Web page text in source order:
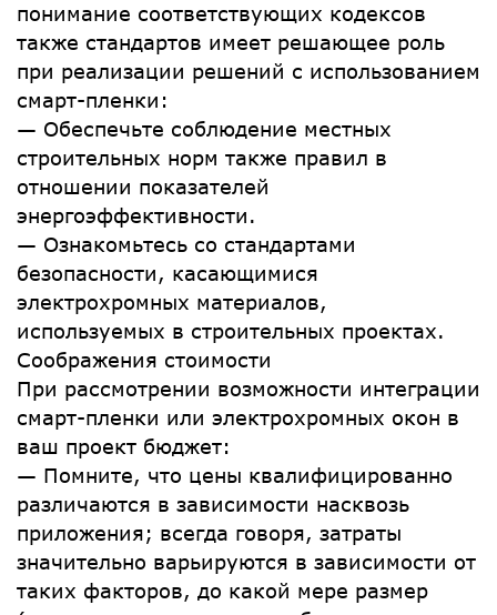
понимание соответствующих кодексов
также стандартов имеет решающее роль
при реализации решений с использованием
смарт-пленки:
— Обеспечьте соблюдение местных
строительных норм также правил в
отношении показателей
энергоэффективности.
— Ознакомьтесь со стандартами
безопасности, касающимися
электрохромных материалов,
используемых в строительных проектах.
Соображения стоимости
При рассмотрении возможности интеграции
смарт-пленки или электрохромных окон в
ваш проект бюджет:
— Помните, что цены квалифицированно
различаются в зависимости насквозь
приложения; всегда говоря, затраты
значительно варьируются в зависимости от
таких факторов, до какой мере размер